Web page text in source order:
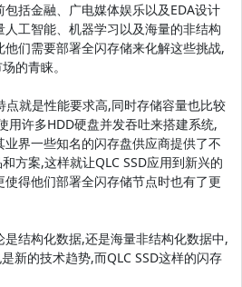
括金融、广电媒体娱乐以及EDA设计
工智能、机器学习以及海量的非结构
们需要部署全闪存储来化解这些挑战,
的青睐。
就是性能要求高,同时存储容量也比较
用许多HDD硬盘并发吞吐来搭建系统,
界一些知名的闪存盘供应商提供了不
方案,这样就让QLC SSD应用到新兴的
得他们部署全闪存储节点时也有了更
结构化数据,还是海量非结构化数据中,
新的技术趋势,而QLC SSD这样的闪存